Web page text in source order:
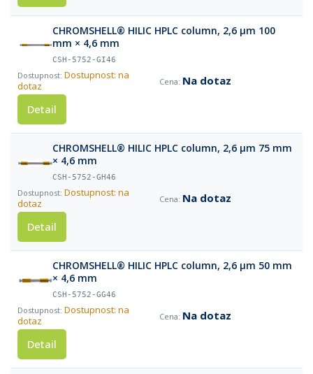
CHROMSHELL® HILIC HPLC column, 2,6 µm 100
mm × 4,6 mm
CSH-5752-GI46
Dostupnost: na
dotaz
Na dotaz
Detail
CHROMSHELL® HILIC HPLC column, 2,6 µm 75 mm
× 4,6 mm
CSH-5752-GH46
Dostupnost: na
dotaz
Na dotaz
Detail
CHROMSHELL® HILIC HPLC column, 2,6 µm 50 mm
× 4,6 mm
CSH-5752-GG46
Dostupnost: na
dotaz
Na dotaz
Detail